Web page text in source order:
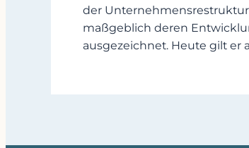
der
maßgeblich deren
ausgezeichnet. Heute gilt er